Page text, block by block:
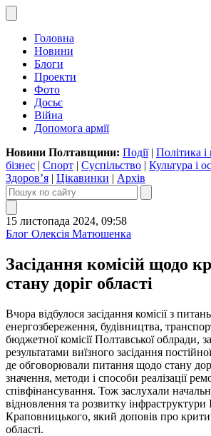
Головна
Новини
Блоги
Проекти
Фото
Досьє
Війна
Допомога армії
Новини Полтавщини: Події| Політика і
бізнес | Спорт | Суспільство | Культура і
Здоров’я | Цікавинки | Архів
15 листопада 2024, 09:58
Блог Олексія Матюшенка
Засідання комісій щодо
стану доріг області
Вчора відбулося засідання комісії з
енергозбереження, будівництва,
бюджетної комісії Полтавської облради, за
результатами виїзного засідання постійної
де обговорювали питання щодо стану
значення, методи і способи реалізації
співфінансування. Тож заслухали
відновлення та розвитку інфраструктури
Краповницького, який доповів про
області.